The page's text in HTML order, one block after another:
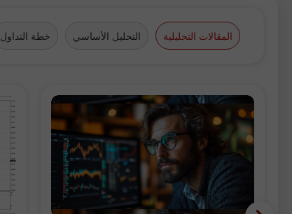
المقالات التحليلية التحليل الأساسي خطة التداول